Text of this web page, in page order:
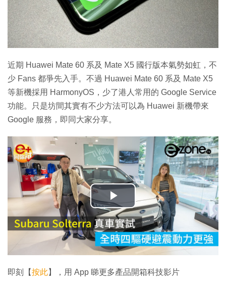
近期 Huawei Mate 60 系及 Mate X5 國行版本氣勢如虹，不
少 Fans 都爭先入手。不過 Huawei Mate 60 系及 Mate X5
等新機採用 HarmonyOS，少了港人常用的 Google Service
功能。只是坊間其實有不少方法可以為 Huawei 新機帶來
Google 服務，即同大家分享。
播
放
影
片
即刻【按此】，用 App 睇更多產品開箱科技影片